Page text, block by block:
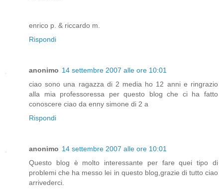
enrico p. & riccardo m.
Rispondi
anonimo 14 settembre 2007 alle ore 10:01
ciao sono una ragazza di 2 media ho 12 anni e ringrazio
alla mia professoressa per questo blog che ci ha fatto
conoscere ciao da enny simone di 2 a
Rispondi
anonimo 14 settembre 2007 alle ore 10:01
Questo blog è molto interessante per fare quei tipo di
problemi che ha messo lei in questo blog,grazie di tutto ciao
arrivederci.